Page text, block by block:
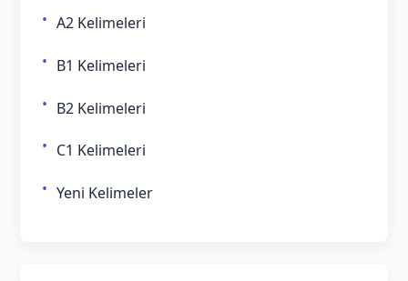
A2 Kelimeleri
B1 Kelimeleri
B2 Kelimeleri
C1 Kelimeleri
Yeni Kelimeler